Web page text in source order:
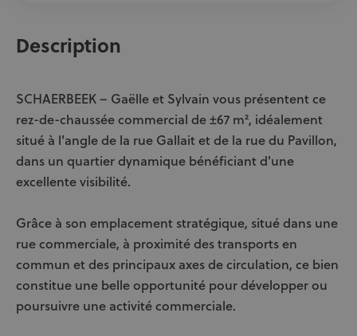
Description
SCHAERBEEK – Gaëlle et Sylvain vous présentent ce
rez-de-chaussée commercial de ±67 m², idéalement
situé à l'angle de la rue Gallait et de la rue du Pavillon,
dans un quartier dynamique bénéficiant d'une
excellente visibilité.
Grâce à son emplacement stratégique, situé dans une
rue commerciale, à proximité des transports en
commun et des principaux axes de circulation, ce bien
constitue une belle opportunité pour développer ou
poursuivre une activité commerciale.